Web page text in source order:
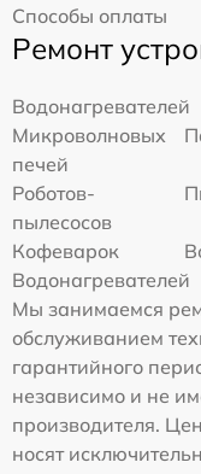
Способы оплаты
Ремонт
Водонагревателей
Микроволновых
печей
Роботов-
пылесосов
Кофеварок
Водонагревателей
Мы занимаемся
обслуживанием
гарантийного
независимо и не
производителя.
носят